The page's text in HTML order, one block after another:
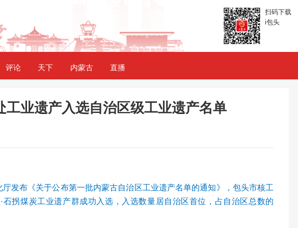
扫码下载
i包头
评论 天下 内蒙古 直播
工业遗产入选自治区级工业遗产名单
厅发布《关于公布第一批内蒙古自治区工业遗产名单的通知》，包头市核工
石拐煤炭工业遗产群成功入选，入选数量居自治区首位，占自治区总数的